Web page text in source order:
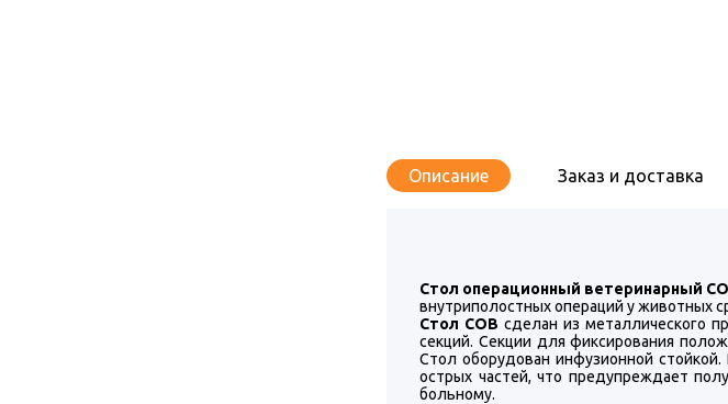
Описание Заказ и доставка
Стол операционный ветеринарный
внутриполостных операций у животных
Стол СОВ сделан из металлического
секций. Секции для фиксирования
Стол оборудован инфузионной
острых частей, что предупреждает
больному.